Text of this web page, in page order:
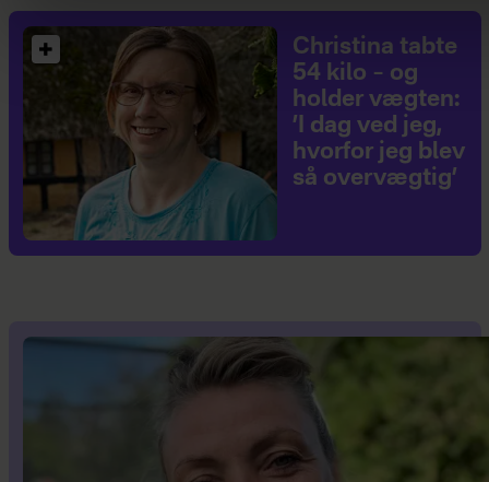
Christina tabte
54 kilo – og
holder vægten:
’I dag ved jeg,
hvorfor jeg blev
så overvægtig’